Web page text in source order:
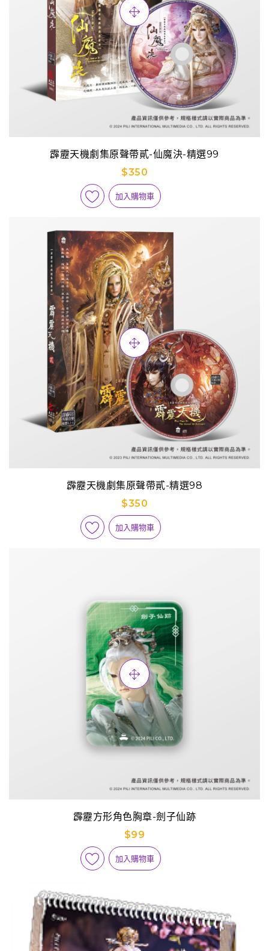
霹靂天機劇集原聲帶貳-仙魔決-精選99
$350
加入購物車
霹靂天機劇集原聲帶貳-精選98
$350
加入購物車
霹靂方形角色胸章-劍子仙跡
$99
加入購物車